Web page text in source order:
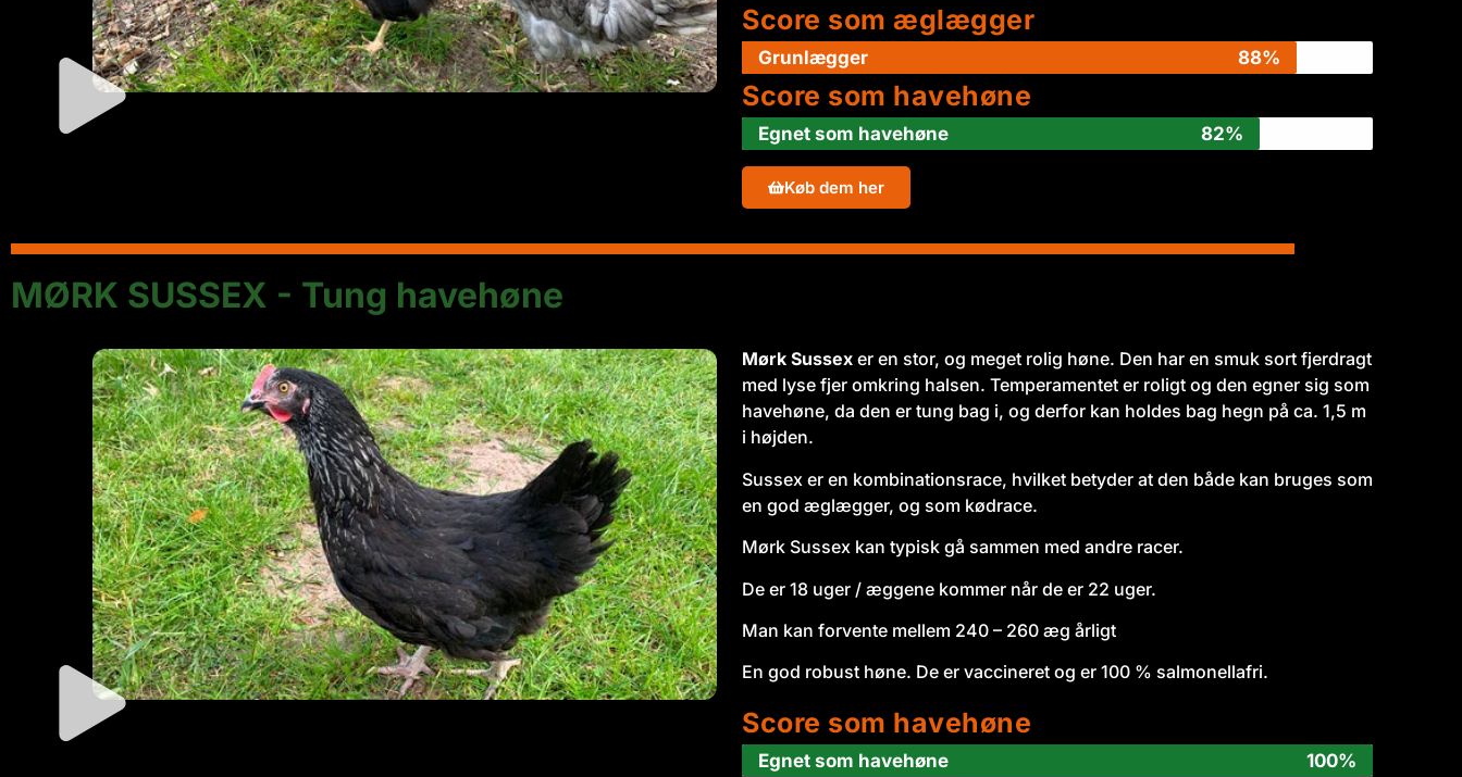
Score som æglægger
Grunlægger 88%
Score som havehøne
Egnet som havehøne 82%
Køb dem her
MØRK SUSSEX - Tung havehøne
Mørk Sussex er en stor, og meget rolig høne. Den har en smuk sort fjerdragt
med lyse fjer omkring halsen. Temperamentet er roligt og den egner sig som
havehøne, da den er tung bag i, og derfor kan holdes bag hegn på ca. 1,5 m
i højden.
Sussex er en kombinationsrace, hvilket betyder at den både kan bruges som
en god æglægger, og som kødrace.
Mørk Sussex kan typisk gå sammen med andre racer.
De er 18 uger / æggene kommer når de er 22 uger.
Man kan forvente mellem 240 – 260 æg årligt
En god robust høne. De er vaccineret og er 100 % salmonellafri.
Score som havehøne
Egnet som havehøne 100%